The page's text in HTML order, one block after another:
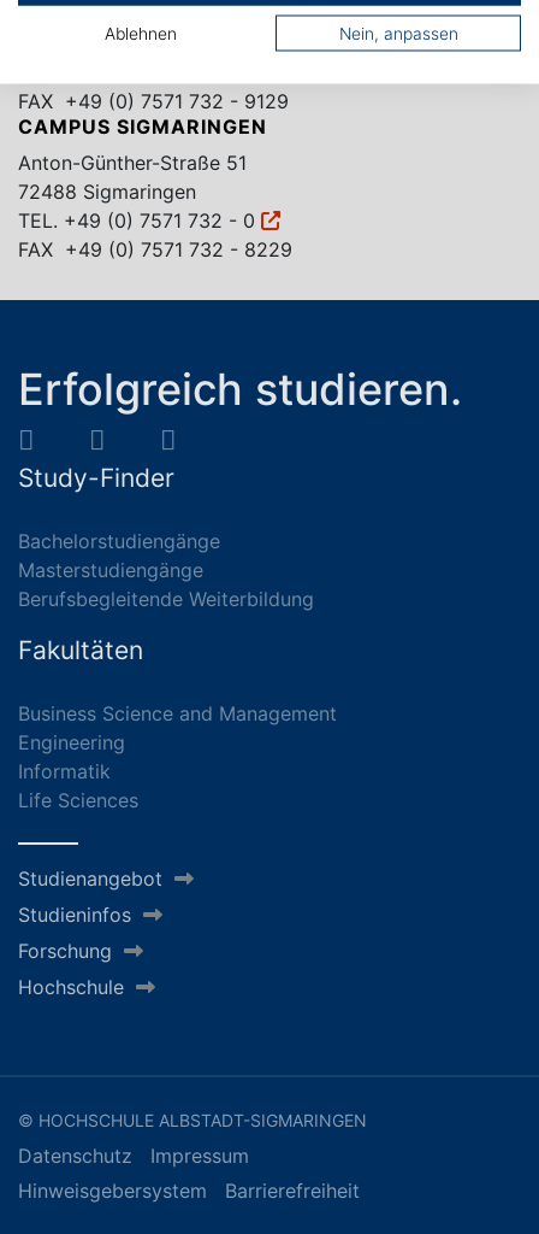
Poststraße 6
72458 Albstadt
FAX +49 (0) 7571 732 - 9129
CAMPUS SIGMARINGEN
Anton-Günther-Straße 51
72488 Sigmaringen
TEL. +49 (0) 7571 732 - 0
FAX +49 (0) 7571 732 - 8229
Erfolgreich studieren.
Study-Finder
Bachelorstudiengänge
Masterstudiengänge
Berufsbegleitende Weiterbildung
Fakultäten
Business Science and Management
Engineering
Informatik
Life Sciences
Studienangebot
Studieninfos
Forschung
Hochschule
© HOCHSCHULE ALBSTADT-SIGMARINGEN
Datenschutz
Impressum
Hinweisgebersystem
Barrierefreiheit
Ablehnen Nein, anpassen